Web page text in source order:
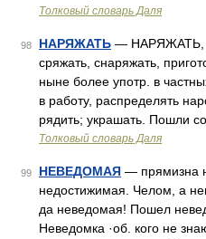
Толковый словарь Даля
98 НАРЯЖАТЬ — НАРЯЖАТЬ,
сряжать, снаряжать,
ныне более употр. в
в работу, распределять
рядить; украшать. Пошли
Толковый словарь Даля
99 НЕВЕДОМАЯ — прямизна
недостижимая. Челом, а
да неведомая! Пошел
Неведомка ·об. кого не